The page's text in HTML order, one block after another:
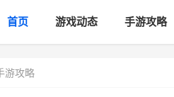
首页 游戏动态 手游攻略
游攻略